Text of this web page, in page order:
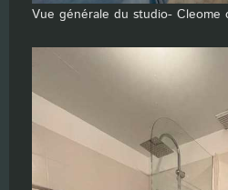
Vue générale du studio- Cleome